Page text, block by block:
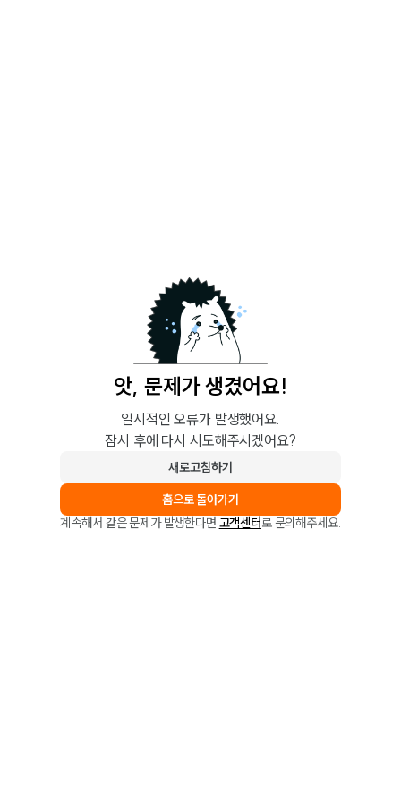
앗, 문제가 생겼어요!
일시적인 오류가 발생했어요.
잠시 후에 다시 시도해주시겠어요?
새로고침하기
홈으로 돌아가기
계속해서 같은 문제가 발생한다면 고객센터로 문의해주세요.